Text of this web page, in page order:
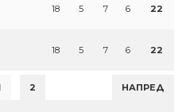
18 5 7 6 22
18 5 7 6 22
2 НАПРЕД